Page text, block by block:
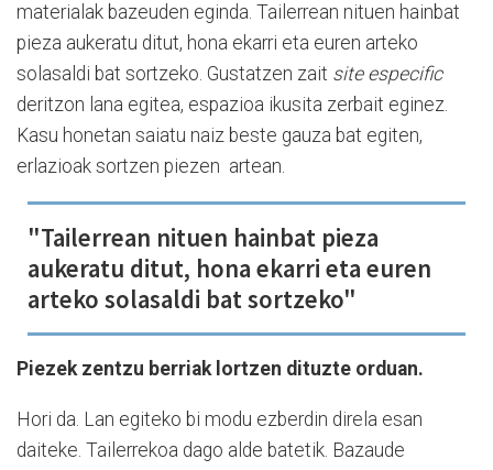
materialak bazeuden eginda. Tailerrean nituen hainbat
pieza aukeratu ditut, hona ekarri eta euren arteko
solasaldi bat sortzeko. Gustatzen zait site especific
deritzon lana egitea, espazioa ikusita zerbait eginez.
Kasu honetan saiatu naiz beste gauza bat egiten,
erlazioak sortzen piezen artean.
"Tailerrean nituen hainbat pieza
aukeratu ditut, hona ekarri eta euren
arteko solasaldi bat sortzeko"
Piezek zentzu berriak lortzen dituzte orduan.
Hori da. Lan egiteko bi modu ezberdin direla esan
daiteke. Tailerrekoa dago alde batetik. Bazaude